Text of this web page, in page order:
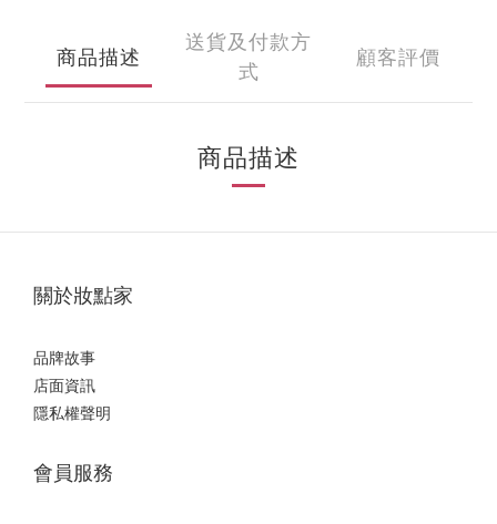
商品描述
送貨及付款方
式
顧客評價
商品描述
關於妝點家
品牌故事
店面資訊
隱私權聲明
會員服務